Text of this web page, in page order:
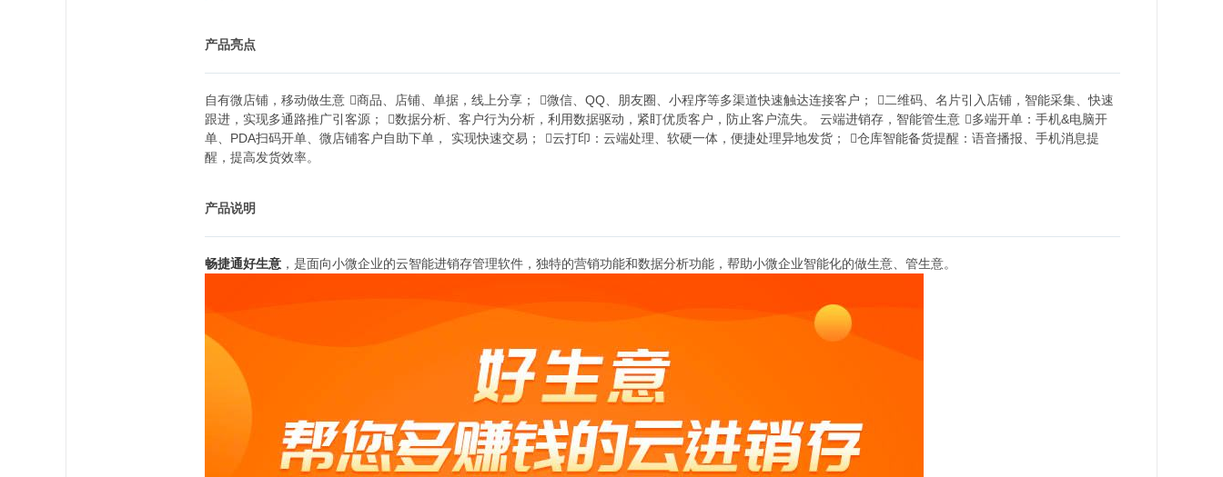
产品亮点
自有微店铺，移动做生意 商品、店铺、单据，线上分享； 微信、QQ、朋友圈、小程序等多渠道快速触达连接客户； 二维码、名片引入店铺，智能采集、快速
跟进，实现多通路推广引客源； 数据分析、客户行为分析，利用数据驱动，紧盯优质客户，防止客户流失。 云端进销存，智能管生意 多端开单：手机&电脑开
单、PDA扫码开单、微店铺客户自助下单， 实现快速交易； 云打印：云端处理、软硬一体，便捷处理异地发货； 仓库智能备货提醒：语音播报、手机消息提
醒，提高发货效率。
产品说明
畅捷通好生意 ，是面向小微企业的云智能进销存管理软件，独特的营销功能和数据分析功能，帮助小微企业智能化的做生意、管生意。